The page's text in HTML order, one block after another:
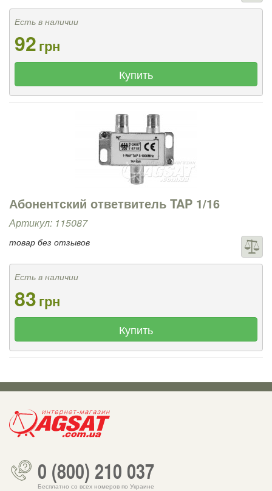
Есть в наличии
92грн
Купить
Абонентский ответвитель TAP 1/16
Артикул: 115087
товар без отзывов
Есть в наличии
83грн
Купить
0 (800) 210 037
Бесплатно со всех номеров по Украине